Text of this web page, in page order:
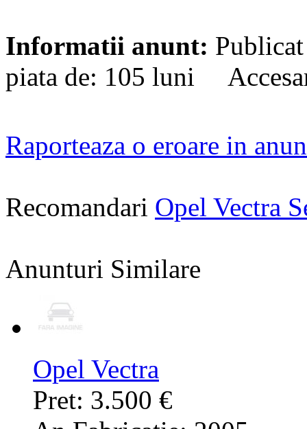
Informatii anunt:
piata de: 105 luni
Raporteaza o eroare in
Recomandari Opel Vectra
Anunturi Similare
Opel Vectra
Pret: 3.500 €